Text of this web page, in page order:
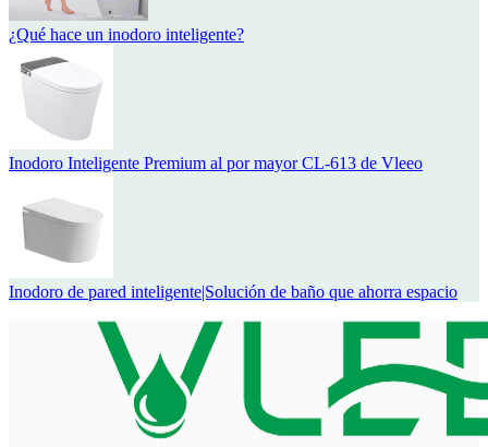
¿Qué hace un inodoro inteligente?
Inodoro Inteligente Premium al por mayor CL-613 de Vleeo
Inodoro de pared inteligente|Solución de baño que ahorra espacio